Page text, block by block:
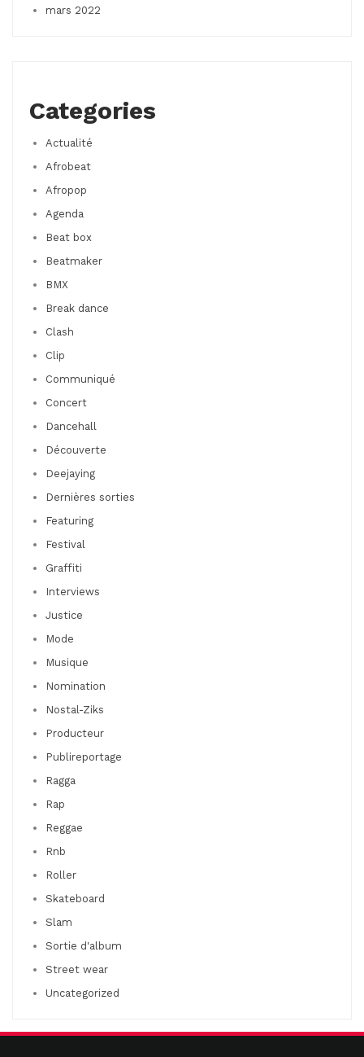
mars 2022
Categories
Actualité
Afrobeat
Afropop
Agenda
Beat box
Beatmaker
BMX
Break dance
Clash
Clip
Communiqué
Concert
Dancehall
Découverte
Deejaying
Dernières sorties
Featuring
Festival
Graffiti
Interviews
Justice
Mode
Musique
Nomination
Nostal-Ziks
Producteur
Publireportage
Ragga
Rap
Reggae
Rnb
Roller
Skateboard
Slam
Sortie d'album
Street wear
Uncategorized